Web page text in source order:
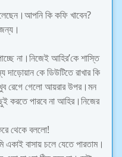
কি কফি খাবেন?
না।নিজেই আহির’কে শাস্তি
কে ডিউটিতে রাখার কি
খুব রেগে গেলো আয়রার উপর।মন
করতে পারবে না আহির।নিজের
থেকে বললো!
বাসায় চলে যেতে পারতাম।